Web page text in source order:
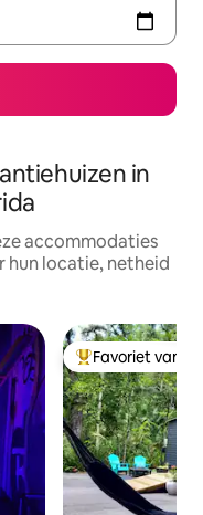
in
accommodaties
hun locatie, netheid
Topfavoriet van
Favoriet van